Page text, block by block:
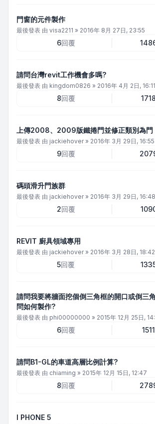
門窗的元件製作
最後發表 由 visa2211 » 2016年 8月 27日, 23:55
6回覆
請問台灣revit工作機會多嗎?
最後發表 由 kingdom0826 » 2016年 4月 2日, 16:11
8回覆
上傳2008、2009版鐵捲門並修正類別為門
最後發表 由 jackiehover» 2016年 3月 29日, 16:55
9回覆
碼頭滑升門族群
最後發表 由 jackiehover» 2016年 3月 29日, 16:48
2回覆
REVIT 廚具領域專用
最後發表 由 jackiehover» 2016年 3月 28日, 18:42
5回覆
請問我要將牆面挖個倒三角框的開口或倒三
問如何製作?
最後發表 由 phi00000000 » 2015年 12月 25日,
6回覆
請問B1-GL的車道高層比例計算?
最後發表 由 chiaming » 2015年 12月 15日, 12:47
8回覆
I PHONE 5